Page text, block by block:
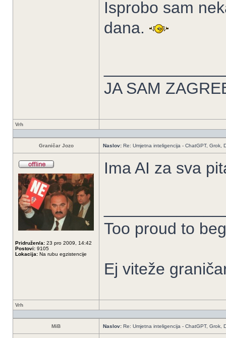
Isprobo sam
dana.
JA SAM
Vrh
Graničar Jozo Naslov: Re: Umjetna inteligencija - ChatGPT, Grok,
Pridružen/a: 23 pro 2009, 14:42
Postovi: 9105
Lokacija: Na rubu egzistencije
Ima AI za sva
Too proud to
Ej viteže
Vrh
MiB Naslov: Re: Umjetna inteligencija - ChatGPT, Grok,